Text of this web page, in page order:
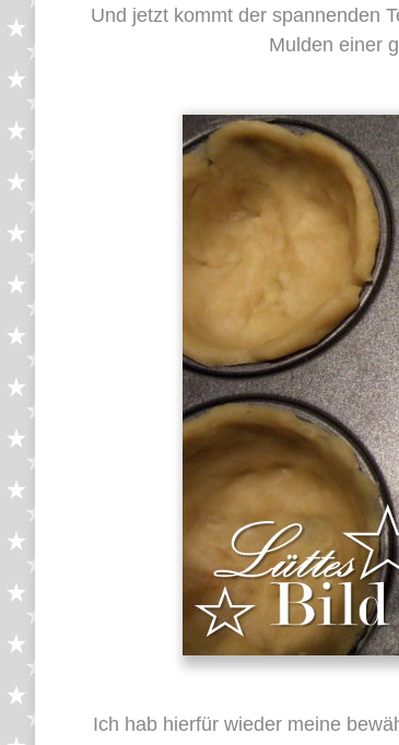
Und jetzt kommt der spannenden
Mulden einer
Ich hab hierfür wieder meine